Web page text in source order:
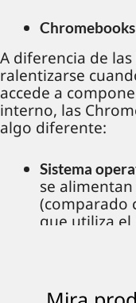
Chromebooks
A diferencia de
ralentizarse
accede a
interno, las
algo diferente:
Sistema
se
(comparado
que utiliza
se realiza
velocidad y